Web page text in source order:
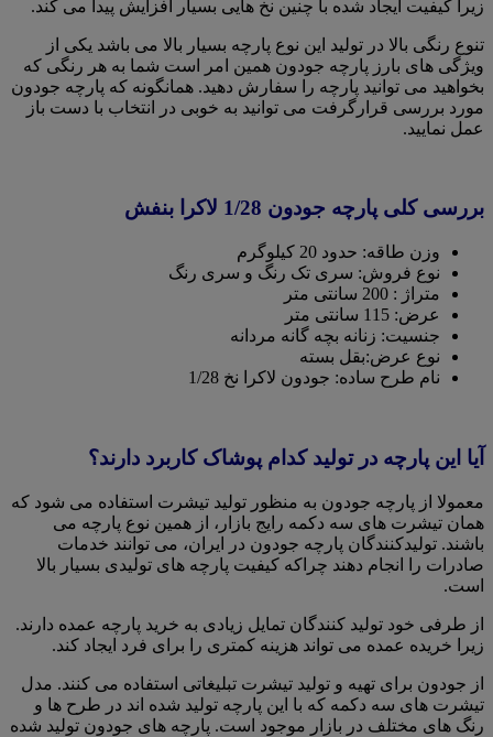
زیرا کیفیت ایجاد شده با چنین نخ هایی بسیار افزایش پیدا می کند.
تنوع رنگی بالا در تولید این نوع پارچه بسیار بالا می باشد یکی از
ویژگی های بارز پارچه جودون همین امر است شما به هر رنگی که
بخواهید می توانید پارچه را سفارش دهید. همانگونه که پارچه جودون
مورد بررسی قرارگرفت می توانید به خوبی در انتخاب با دست باز
عمل نمایید.
بررسی کلی پارچه جودون 1/28 لاکرا بنفش
وزن طاقه: حدود 20 کیلوگرم
نوع فروش: سری تک رنگ و سری رنگ
متراژ : 200 سانتی متر
عرض: 115 سانتی متر
جنسیت: زنانه بچه گانه مردانه
نوع عرض:بقل بسته
نام طرح ساده: جودون لاکرا نخ 1/28
آیا این پارچه در تولید کدام پوشاک کاربرد دارند؟
معمولا از پارچه جودون به منظور تولید تیشرت استفاده می شود که
همان تیشرت های سه دکمه رایج بازار، از همین نوع پارچه می
باشند. تولیدکنندگان پارچه جودون در ایران، می توانند خدمات
صادرات را انجام دهند چراکه کیفیت پارچه های تولیدی بسیار بالا
است.
از طرفی خود تولید کنندگان تمایل زیادی به خرید پارچه عمده دارند.
زیرا خریده عمده می تواند هزینه کمتری را برای فرد ایجاد کند.
از جودون برای تهیه و تولید تیشرت تبلیغاتی استفاده می کنند. مدل
تیشرت های سه دکمه که با این پارچه تولید شده اند در طرح ها و
رنگ های مختلف در بازار موجود است. پارچه های جودون تولید شده